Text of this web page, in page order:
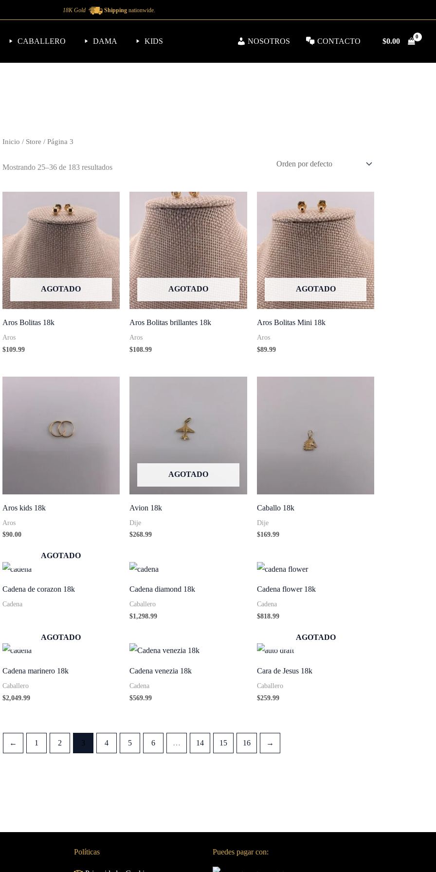
18K Gold Shipping nationwide.
CABALLERO DAMA KIDS NOSOTROS CONTACTO $0.00
Inicio / Store / Página 3
Mostrando 25–36 de 183 resultados
AGOTADO
Aros Bolitas 18k
Aros
$109.99
AGOTADO
Aros Bolitas brillantes 18k
Aros
$108.99
AGOTADO
Aros Bolitas Mini 18k
Aros
$89.99
Aros kids 18k
Aros
$90.00
AGOTADO
Avion 18k
Dije
$268.99
Caballo 18k
Dije
$169.99
AGOTADO
Cadena de corazon 18k
Cadena
Cadena diamond 18k
Caballero
$1,298.99
Cadena flower 18k
Cadena
$818.99
AGOTADO
Cadena marinero 18k
Caballero
$2,049.99
Cadena venezia 18k
Cadena
$569.99
AGOTADO
Cara de Jesus 18k
Caballero
$259.99
← 1 2 3 4 5 6 … 14 15 16 →
Políticas Puedes pagar con: